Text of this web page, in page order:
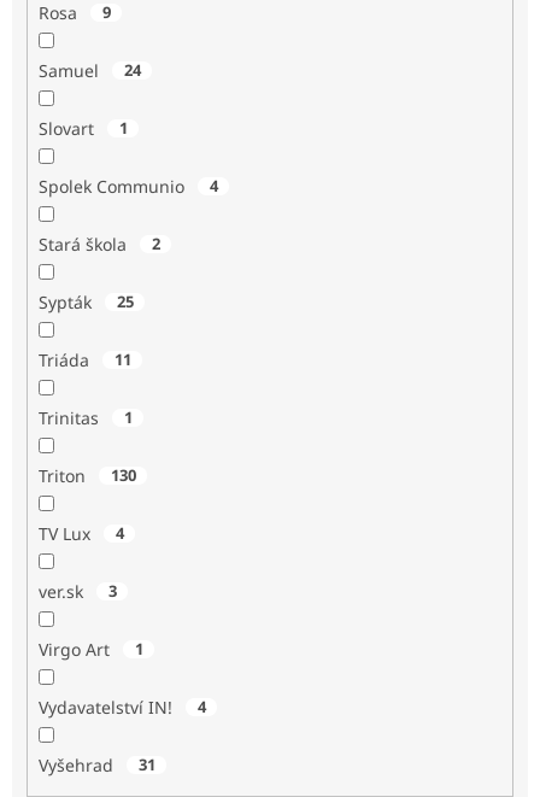
Rosa 9
Samuel 24
Slovart 1
Spolek Communio 4
Stará škola 2
Sypták 25
Triáda 11
Trinitas 1
Triton 130
TV Lux 4
ver.sk 3
Virgo Art 1
Vydavatelství IN! 4
Vyšehrad 31